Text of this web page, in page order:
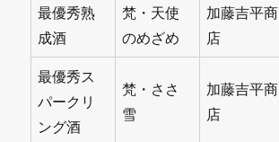
最優秀熟
成酒
梵・天使
のめざめ
加藤吉平商
店
最優秀ス
パークリ
ング酒
梵・ささ
雪
加藤吉平商
店